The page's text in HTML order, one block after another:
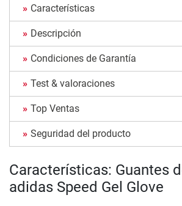
Características
Descripción
Condiciones de Garantía
Test & valoraciones
Top Ventas
Seguridad del producto
Características: Guantes
adidas Speed Gel Glove